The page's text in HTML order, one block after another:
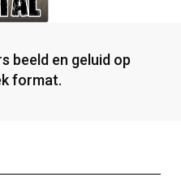
beeld en geluid op
format.